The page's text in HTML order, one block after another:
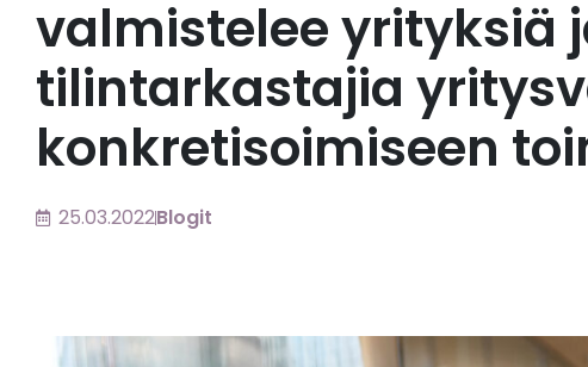
valmistelee yrityksiä
tilintarkastajia
konkretisoimiseen
25.03.2022Blogit